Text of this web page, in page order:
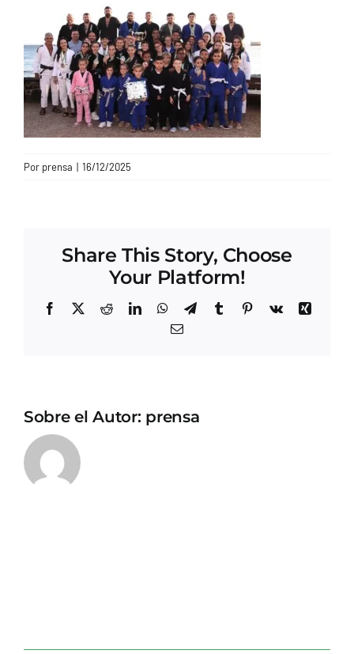
CONTACTO
Por prensa | 16/12/2025
Share This Story, Choose
Your Platform!
Facebook
X RedditLinkedInWhatsApp
TelegramTumblrPinterest
Vk
Xing
Correo
Sobre el Autor: prensa